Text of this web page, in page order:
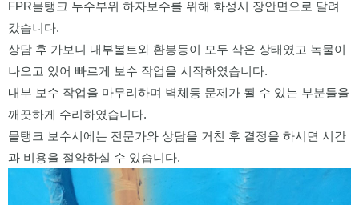
FPR물탱크 누수부위 하자보수를 위해 화성시 장안면으로 달려
갔습니다.
상담 후 가보니 내부볼트와 환봉등이 모두 삭은 상태였고 녹물이
나오고 있어 빠르게 보수 작업을 시작하였습니다.
내부 보수 작업을 마무리하며 벽체등 문제가 될 수 있는 부분들을
깨끗하게 수리하였습니다.
물탱크 보수시에는 전문가와 상담을 거친 후 결정을 하시면 시간
과 비용을 절약하실 수 있습니다.